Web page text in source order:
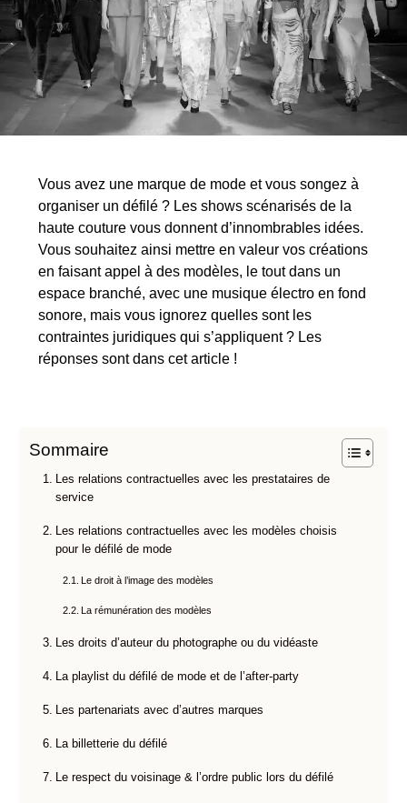
Vous avez une marque de mode et vous songez à
organiser un défilé ? Les shows scénarisés de la
haute couture vous donnent d’innombrables idées.
Vous souhaitez ainsi mettre en valeur vos créations
en faisant appel à des modèles, le tout dans un
espace branché, avec une musique électro en fond
sonore, mais vous ignorez quelles sont les
contraintes juridiques qui s’appliquent ? Les
réponses sont dans cet article !
Sommaire
Les relations contractuelles avec les prestataires de
service
Les relations contractuelles avec les modèles choisis
pour le défilé de mode
Le droit à l’image des modèles
La rémunération des modèles
Les droits d’auteur du photographe ou du vidéaste
La playlist du défilé de mode et de l’after-party
Les partenariats avec d’autres marques
La billetterie du défilé
Le respect du voisinage & l’ordre public lors du défilé